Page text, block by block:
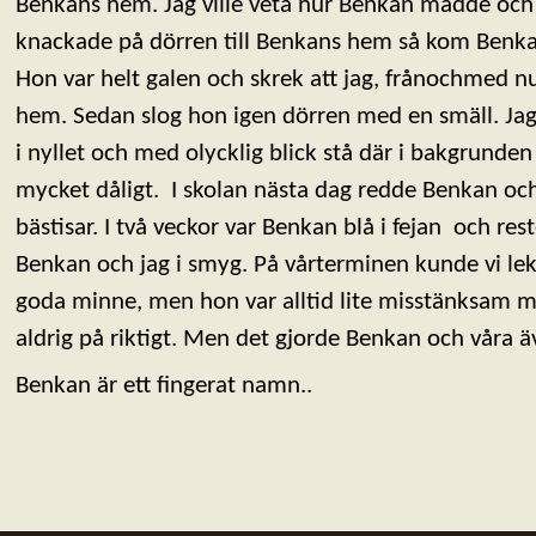
Benkans hem. Jag ville veta hur Benkan mådde
knackade på dörren till Benkans hem så kom
Hon var helt galen och skrek att jag, frånochmed
hem. Sedan slog hon igen dörren med en smäll.
i nyllet och med olycklig blick stå där i
mycket dåligt. I skolan nästa dag redde Benkan
bästisar. I två veckor var Benkan blå i fejan och
Benkan och jag i smyg. På vårterminen kunde vi
goda minne, men hon var alltid lite misstänksam
aldrig på riktigt. Men det gjorde Benkan och våra
Benkan är ett fingerat namn..